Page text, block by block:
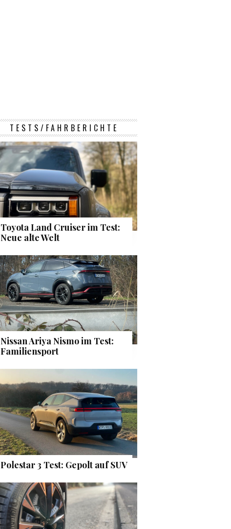
TESTS/FAHRBERICHTE
Toyota Land Cruiser im Test:
Neue alte Welt
Nissan Ariya Nismo im Test:
Familiensport
Polestar 3 Test: Gepolt auf SUV